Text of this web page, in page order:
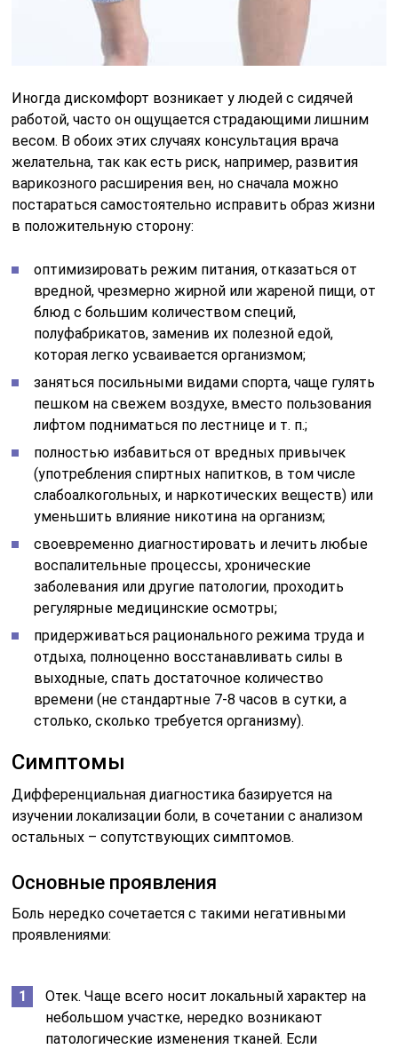
Иногда дискомфорт возникает у людей с сидячей
работой, часто он ощущается страдающими лишним
весом. В обоих этих случаях консультация врача
желательна, так как есть риск, например, развития
варикозного расширения вен, но сначала можно
постараться самостоятельно исправить образ жизни
в положительную сторону:
оптимизировать режим питания, отказаться от
вредной, чрезмерно жирной или жареной пищи, от
блюд с большим количеством специй,
полуфабрикатов, заменив их полезной едой,
которая легко усваивается организмом;
заняться посильными видами спорта, чаще гулять
пешком на свежем воздухе, вместо пользования
лифтом подниматься по лестнице и т. п.;
полностью избавиться от вредных привычек
(употребления спиртных напитков, в том числе
слабоалкогольных, и наркотических веществ) или
уменьшить влияние никотина на организм;
своевременно диагностировать и лечить любые
воспалительные процессы, хронические
заболевания или другие патологии, проходить
регулярные медицинские осмотры;
придерживаться рационального режима труда и
отдыха, полноценно восстанавливать силы в
выходные, спать достаточное количество
времени (не стандартные 7-8 часов в сутки, а
столько, сколько требуется организму).
Симптомы
Дифференциальная диагностика базируется на
изучении локализации боли, в сочетании с анализом
остальных – сопутствующих симптомов.
Основные проявления
Боль нередко сочетается с такими негативными
проявлениями:
Отек. Чаще всего носит локальный характер на
небольшом участке, нередко возникают
патологические изменения тканей. Если